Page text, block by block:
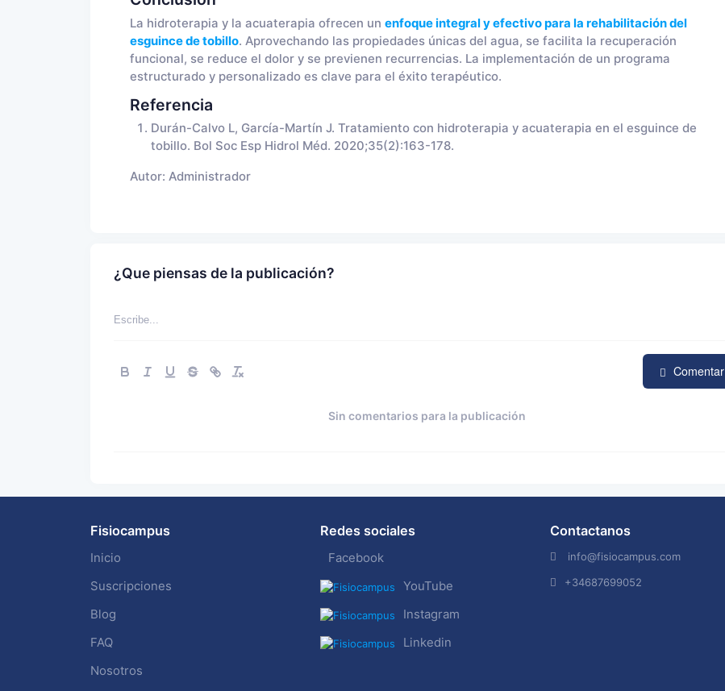
La hidroterapia y la acuaterapia ofrecen un enfoque integral y efectivo para la rehabilitación del
esguince de tobillo. Aprovechando las propiedades únicas del agua, se facilita la recuperación
funcional, se reduce el dolor y se previenen recurrencias. La implementación de un programa
estructurado y personalizado es clave para el éxito terapéutico.
Referencia
Durán-Calvo L, García-Martín J. Tratamiento con hidroterapia y acuaterapia en el esguince de
tobillo. Bol Soc Esp Hidrol Méd. 2020;35(2):163-178.
Autor: Administrador
¿Que piensas de la publicación?
Comentar
Sin comentarios para la publicación
Fisiocampus
Inicio
Suscripciones
Blog
FAQ
Nosotros
Redes sociales
Facebook
YouTube
Instagram
Linkedin
Contactanos
info@fisiocampus.com
+34687699052